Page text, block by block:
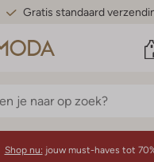
Gratis standaard
Shop nu: jouw must-haves tot